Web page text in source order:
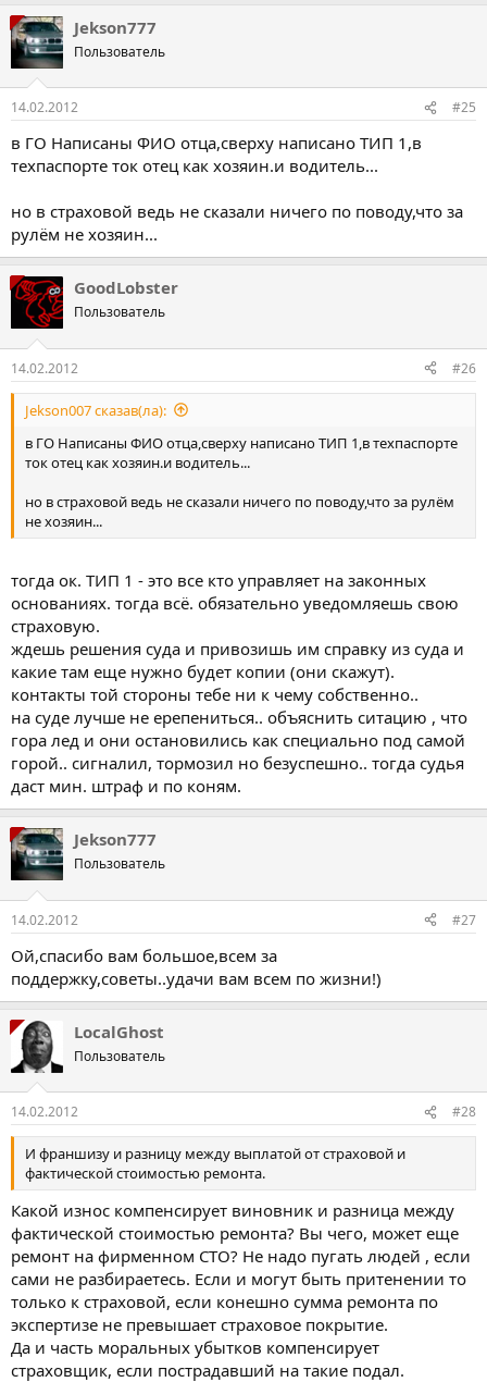
Jekson777
Пользователь
14.02.2012 #25
в ГО Написаны ФИО отца,сверху написано ТИП 1,в
техпаспорте ток отец как хозяин.и водитель...
но в страховой ведь не сказали ничего по поводу,что за
рулём не хозяин...
GoodLobster
Пользователь
14.02.2012 #26
Jekson007 сказав(ла):
в ГО Написаны ФИО отца,сверху написано ТИП 1,в техпаспорте
ток отец как хозяин.и водитель...
но в страховой ведь не сказали ничего по поводу,что за рулём
не хозяин...
тогда ок. ТИП 1 - это все кто управляет на законных
основаниях. тогда всё. обязательно уведомляешь свою
страховую.
ждешь решения суда и привозишь им справку из суда и
какие там еще нужно будет копии (они скажут).
контакты той стороны тебе ни к чему собственно..
на суде лучше не ерепениться.. объяснить ситацию , что
гора лед и они остановились как специально под самой
горой.. сигналил, тормозил но безуспешно.. тогда судья
даст мин. штраф и по коням.
Jekson777
Пользователь
14.02.2012 #27
Ой,спасибо вам большое,всем за
поддержку,советы..удачи вам всем по жизни!)
LocalGhost
Пользователь
14.02.2012 #28
И франшизу и разницу между выплатой от страховой и
фактической стоимостью ремонта.
Какой износ компенсирует виновник и разница между
фактической стоимостью ремонта? Вы чего, может еще
ремонт на фирменном СТО? Не надо пугать людей , если
сами не разбираетесь. Если и могут быть притенении то
только к страховой, если конешно сумма ремонта по
экспертизе не превышает страховое покрытие.
Да и часть моральных убытков компенсирует
страховщик, если пострадавший на такие подал.